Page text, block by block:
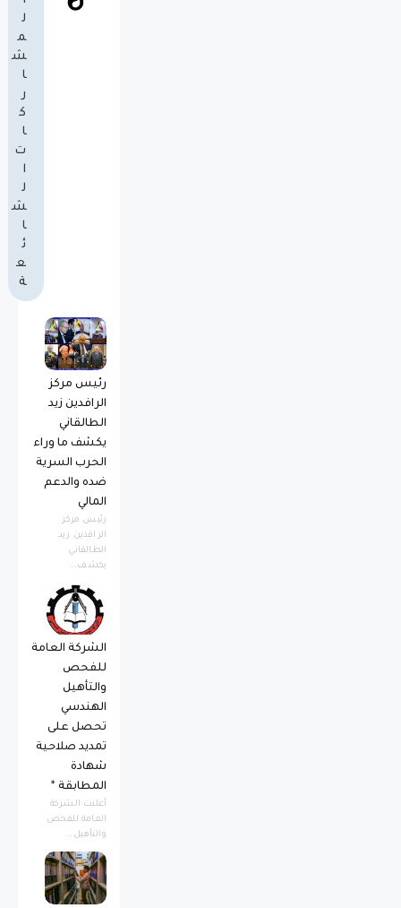
ل
م
ش
ا
ر
ك
ا
ت
ا
ل
ش
ا
ئ
ع
ة
رئيس مركز
الرافدين زيد
الطالقاني
يكشف ما وراء
الحرب السرية
ضده والدعم
المالي
رئيس مركز
الرافدين زيد
الطالقاني
يكشف...
الشركة العامة
للفحص
والتأهيل
الهندسي
تحصل على
تمديد صلاحية
شهادة
المطابقة *
أعلنت الشركة
العامة للفحص
والتأهيل...